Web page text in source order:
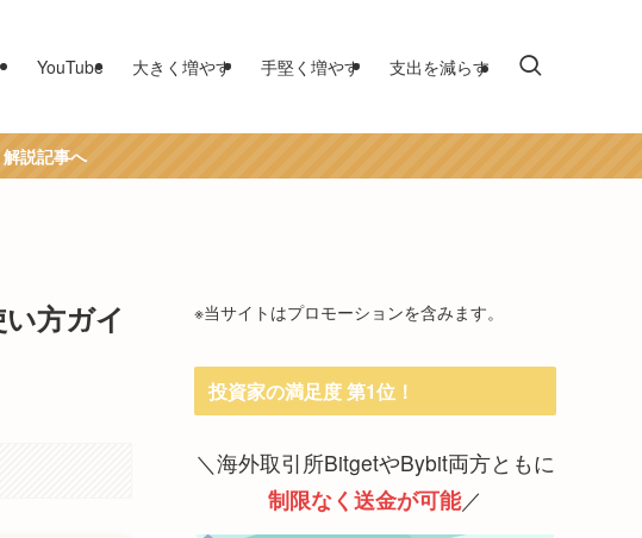
YouTube 大きく増やす 手堅く増やす 支出を減らす
説記事へ
方ガイ
※当サイトはプロモーションを含みます。
投資家の満足度 第1位！
＼海外取引所BitgetやBybit両方ともに
制限なく送金が可能／